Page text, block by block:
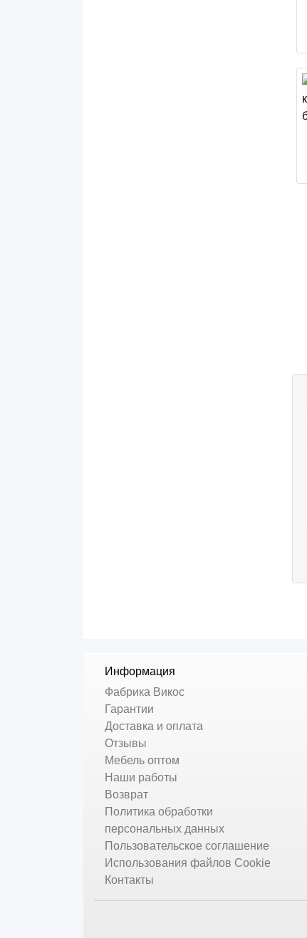
Информация
Фабрика Викос
Гарантии
Доставка и оплата
Отзывы
Мебель оптом
Наши работы
Возврат
Политика обработки
персональных данных
Пользовательское соглашение
Использования файлов Cookie
Контакты